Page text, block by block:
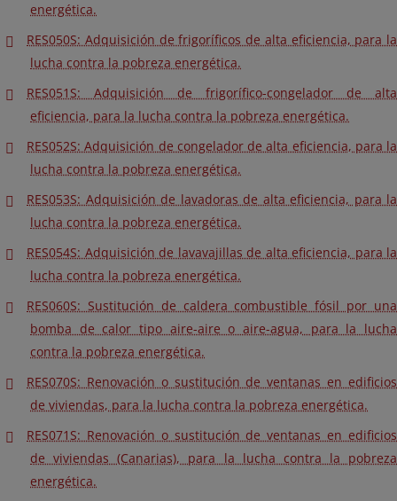
energética.
RES050S: Adquisición de frigoríficos de alta eficiencia, para la
lucha contra la pobreza energética.
RES051S: Adquisición de frigorífico-congelador de alta
eficiencia, para la lucha contra la pobreza energética.
RES052S: Adquisición de congelador de alta eficiencia, para la
lucha contra la pobreza energética.
RES053S: Adquisición de lavadoras de alta eficiencia, para la
lucha contra la pobreza energética.
RES054S: Adquisición de lavavajillas de alta eficiencia, para la
lucha contra la pobreza energética.
RES060S: Sustitución de caldera combustible fósil por una
bomba de calor tipo aire-aire o aire-agua, para la lucha
contra la pobreza energética.
RES070S: Renovación o sustitución de ventanas en edificios
de viviendas, para la lucha contra la pobreza energética.
RES071S: Renovación o sustitución de ventanas en edificios
de viviendas (Canarias), para la lucha contra la pobreza
energética.